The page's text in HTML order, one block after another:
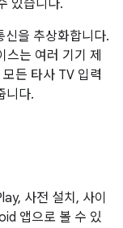
있습니다.
을 추상화합니다.
는 여러 기기 제
든 타사 TV 입력
니다.
사전 설치, 사이
앱으로 볼 수 있